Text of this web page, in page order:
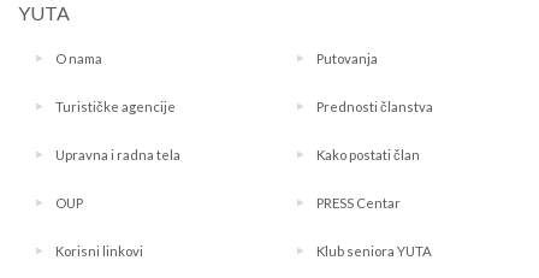
YUTA
O nama Putovanja
Turističke agencije Prednosti članstva
Upravna i radna tela Kako postati član
OUP PRESS Centar
Korisni linkovi Klub seniora YUTA